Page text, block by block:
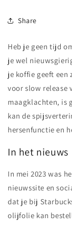
Share
Heb je geen tijd
je wel
je koffie geeft een
voor slow release
maagklachten, is
kan de
hersenfunctie en
In het nieuws
In mei 2023 was
nieuwssite en
dat je bij
olijfolie kan